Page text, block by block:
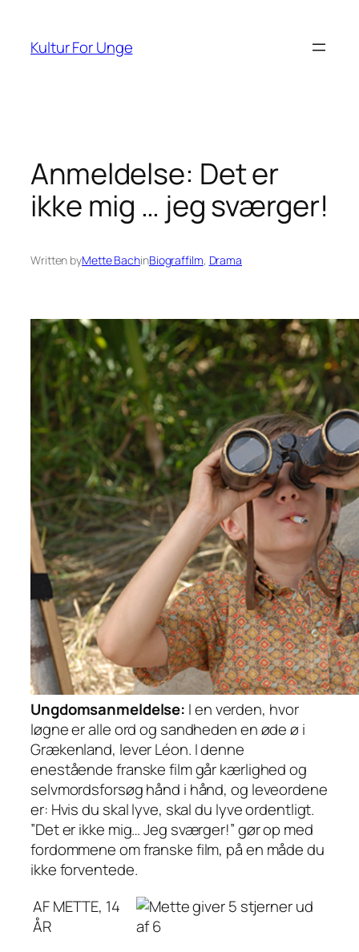
indhold
Kultur For Unge
Anmeldelse: Det er
ikke mig … jeg sværger!
Written byMette BachinBiograffilm, Drama
Ungdomsanmeldelse: I en verden, hvor
løgne er alle ord og sandheden en øde ø i
Grækenland, lever Léon. I denne
enestående franske film går kærlighed og
selvmordsforsøg hånd i hånd, og leveordene
er: Hvis du skal lyve, skal du lyve ordentligt.
”Det er ikke mig… Jeg sværger!” gør op med
fordommene om franske film, på en måde du
ikke forventede.
AF METTE, 14
ÅR